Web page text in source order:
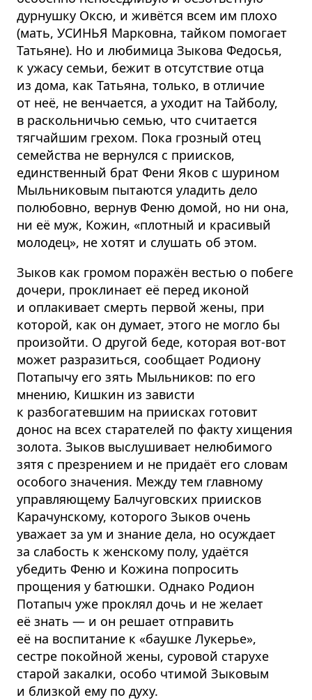
дурнушку Оксю, и живётся всем им плохо
(мать, УСИНЬЯ Марковна, тайком помогает
Татьяне). Но и любимица Зыкова Федосья,
к ужасу семьи, бежит в отсутствие отца
из дома, как Татьяна, только, в отличие
от неё, не венчается, а уходит на Тайболу,
в раскольничью семью, что считается
тягчайшим грехом. Пока грозный отец
семейства не вернулся с приисков,
единственный брат Фени Яков с шурином
Мыльниковым пытаются уладить дело
полюбовно, вернув Феню домой, но ни она,
ни её муж, Кожин, «плотный и красивый
молодец», не хотят и слушать об этом.
Зыков как громом поражён вестью о побеге
дочери, проклинает её перед иконой
и оплакивает смерть первой жены, при
которой, как он думает, этого не могло бы
произойти. О другой беде, которая вот-вот
может разразиться, сообщает Родиону
Потапычу его зять Мыльников: по его
мнению, Кишкин из зависти
к разбогатевшим на приисках готовит
донос на всех старателей по факту хищения
золота. Зыков выслушивает нелюбимого
зятя с презрением и не придаёт его словам
особого значения. Между тем главному
управляющему Балчуговских приисков
Карачунскому, которого Зыков очень
уважает за ум и знание дела, но осуждает
за слабость к женскому полу, удаётся
убедить Феню и Кожина попросить
прощения у батюшки. Однако Родион
Потапыч уже проклял дочь и не желает
её знать — и он решает отправить
её на воспитание к «баушке Лукерье»,
сестре покойной жены, суровой старухе
старой закалки, особо чтимой Зыковым
и близкой ему по духу.